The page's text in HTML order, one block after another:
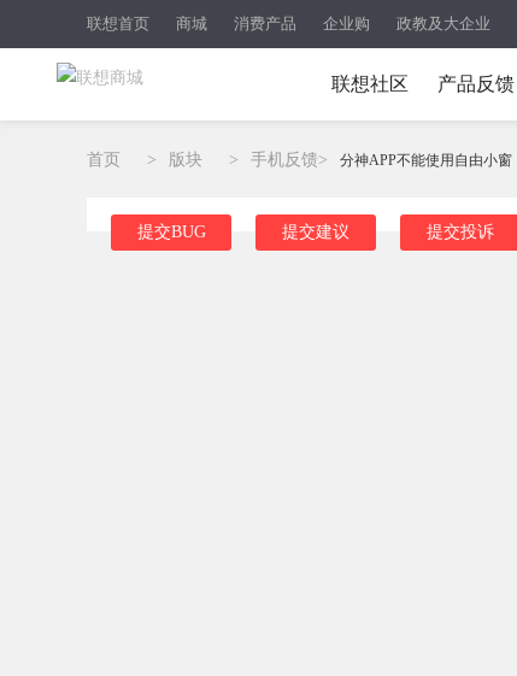
联想首页 商城 消费产品 企业购 政教及大企业
联想社区 产品反馈
首页 > 版块 > 手机反馈> 分神APP不能使用自由小窗
提交BUG 提交建议 提交投诉